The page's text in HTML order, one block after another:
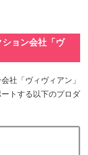
ョン会社「ヴ
社「ヴィヴィアン」
トする以下のプロダ